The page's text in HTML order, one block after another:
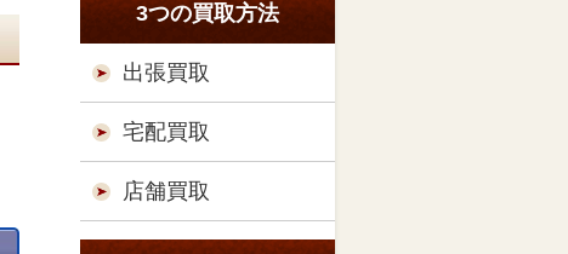
3つの買取方法
出張買取
宅配買取
店舗買取